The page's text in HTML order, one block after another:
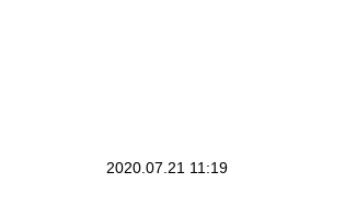
2020.07.21 11:19